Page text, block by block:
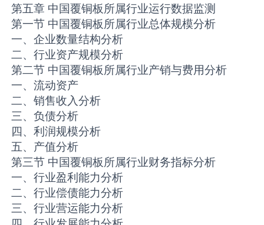
第五章 中国覆铜板所属行业运行数据监测
第一节 中国覆铜板所属行业总体规模分析
一、企业数量结构分析
二、行业资产规模分析
第二节 中国覆铜板所属行业产销与费用分析
一、流动资产
二、销售收入分析
三、负债分析
四、利润规模分析
五、产值分析
第三节 中国覆铜板所属行业财务指标分析
一、行业盈利能力分析
二、行业偿债能力分析
三、行业营运能力分析